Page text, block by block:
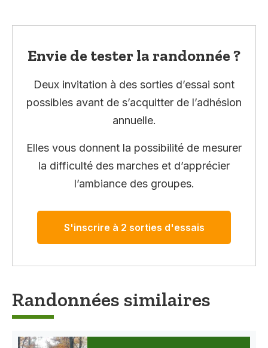
Envie de tester la randonnée ?
Deux invitation à des sorties d’essai sont
possibles avant de s’acquitter de l’adhésion
annuelle.
Elles vous donnent la possibilité de mesurer
la difficulté des marches et d’apprécier
l’ambiance des groupes.
S'inscrire à 2 sorties d'essais
Randonnées similaires